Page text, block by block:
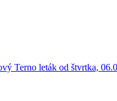
Terno leták od štvrtka,